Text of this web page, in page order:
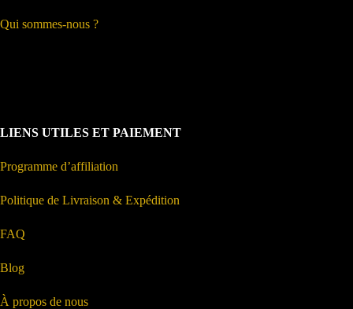
Qui sommes-nous ?
LIENS UTILES ET PAIEMENT
Programme d’affiliation
Politique de Livraison & Expédition
FAQ
Blog
À propos de nous